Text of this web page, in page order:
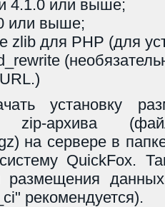
4.1.0 или выше;
или выше;
zlib для PHP (для
установку
zip-архива
на сервере в
QuickFox.
рекомендуется).